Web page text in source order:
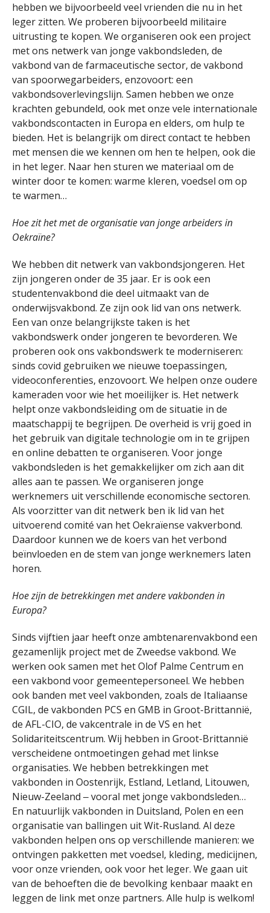
hebben we bijvoorbeeld veel vrienden die nu in het
leger zitten. We proberen bijvoorbeeld militaire
uitrusting te kopen. We organiseren ook een project
met ons netwerk van jonge vakbondsleden, de
vakbond van de farmaceutische sector, de vakbond
van spoorwegarbeiders, enzovoort: een
vakbondsoverlevingslijn. Samen hebben we onze
krachten gebundeld, ook met onze vele internationale
vakbondscontacten in Europa en elders, om hulp te
bieden. Het is belangrijk om direct contact te hebben
met mensen die we kennen om hen te helpen, ook die
in het leger. Naar hen sturen we materiaal om de
winter door te komen: warme kleren, voedsel om op
te warmen…
Hoe zit het met de organisatie van jonge arbeiders in
Oekraïne?
We hebben dit netwerk van vakbondsjongeren. Het
zijn jongeren onder de 35 jaar. Er is ook een
studentenvakbond die deel uitmaakt van de
onderwijsvakbond. Ze zijn ook lid van ons netwerk.
Een van onze belangrijkste taken is het
vakbondswerk onder jongeren te bevorderen. We
proberen ook ons vakbondswerk te moderniseren:
sinds covid gebruiken we nieuwe toepassingen,
videoconferenties, enzovoort. We helpen onze oudere
kameraden voor wie het moeilijker is. Het netwerk
helpt onze vakbondsleiding om de situatie in de
maatschappij te begrijpen. De overheid is vrij goed in
het gebruik van digitale technologie om in te grijpen
en online debatten te organiseren. Voor jonge
vakbondsleden is het gemakkelijker om zich aan dit
alles aan te passen. We organiseren jonge
werknemers uit verschillende economische sectoren.
Als voorzitter van dit netwerk ben ik lid van het
uitvoerend comité van het Oekraïense vakverbond.
Daardoor kunnen we de koers van het verbond
beïnvloeden en de stem van jonge werknemers laten
horen.
Hoe zijn de betrekkingen met andere vakbonden in
Europa?
Sinds vijftien jaar heeft onze ambtenarenvakbond een
gezamenlijk project met de Zweedse vakbond. We
werken ook samen met het Olof Palme Centrum en
een vakbond voor gemeentepersoneel. We hebben
ook banden met veel vakbonden, zoals de Italiaanse
CGIL, de vakbonden PCS en GMB in Groot-Brittannië,
de AFL-CIO, de vakcentrale in de VS en het
Solidariteitscentrum. Wij hebben in Groot-Brittannië
verscheidene ontmoetingen gehad met linkse
organisaties. We hebben betrekkingen met
vakbonden in Oostenrijk, Estland, Letland, Litouwen,
Nieuw-Zeeland ‒ vooral met jonge vakbondsleden…
En natuurlijk vakbonden in Duitsland, Polen en een
organisatie van ballingen uit Wit-Rusland. Al deze
vakbonden helpen ons op verschillende manieren: we
ontvingen pakketten met voedsel, kleding, medicijnen,
voor onze vrienden, ook voor het leger. We gaan uit
van de behoeften die de bevolking kenbaar maakt en
leggen de link met onze partners. Alle hulp is welkom!